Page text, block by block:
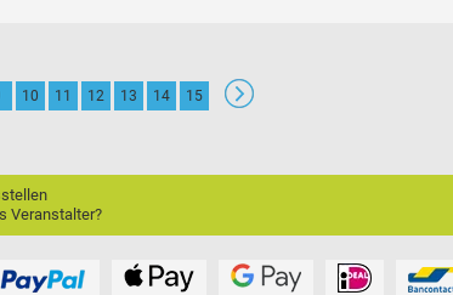
10 11 12 13 14 15
Veranstalter?